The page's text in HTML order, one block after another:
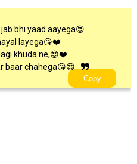
bhi yaad aayega😍
layega😘❤️
khuda ne,😍❤️
baar chahega😘😍
Copy